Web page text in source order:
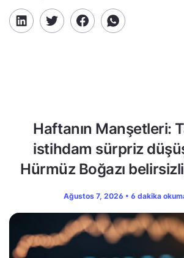
Haftanın Manşetleri:
istihdam sürpriz
Hürmüz Boğazı
Ağustos 7, 2026 • 6 dakika